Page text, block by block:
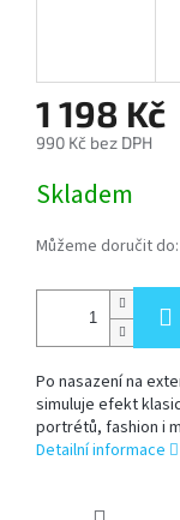
BLESKY
PŘÍSLUŠENSTVÍ
FOTOGRAFICKÁ
PŘÍSLUŠENSTVÍ
FOTOAPARÁTŮM
DSLR
PŘÍSLUŠENSTVÍ
FOTOSTUDIO
1 198 Kč
990 Kč bez DPH
cena:
Skladem
Můžeme doručit do:
Po nasazení na
simuluje efekt
portrétů, fashion i
Detailní informace